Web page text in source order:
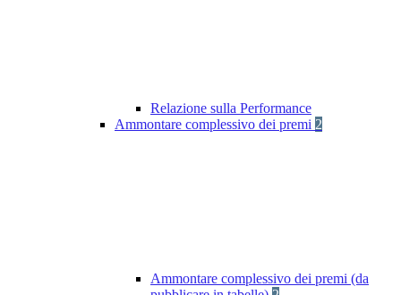
Relazione sulla Performance
Ammontare complessivo dei premi 2
Ammontare complessivo dei premi (da